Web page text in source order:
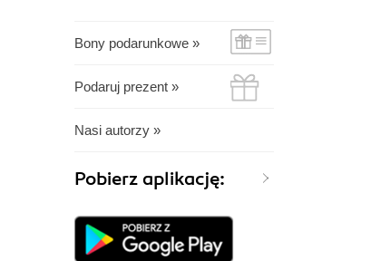
Bony podarunkowe »
Podaruj prezent »
Nasi autorzy »
Pobierz aplikację: